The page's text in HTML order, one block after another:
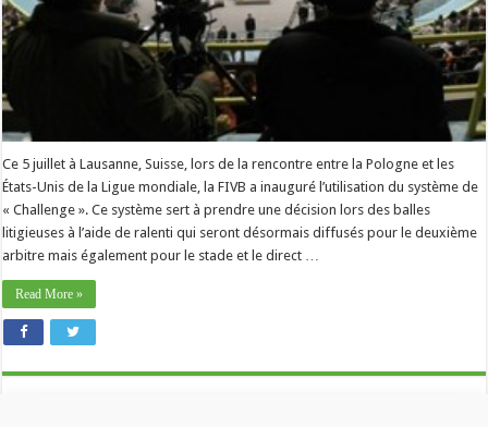
Ce 5 juillet à Lausanne, Suisse, lors de la rencontre entre la Pologne et les
États-Unis de la Ligue mondiale, la FIVB a inauguré l’utilisation du système de
« Challenge ». Ce système sert à prendre une décision lors des balles
litigieuses à l’aide de ralenti qui seront désormais diffusés pour le deuxième
arbitre mais également pour le stade et le direct …
Read More »